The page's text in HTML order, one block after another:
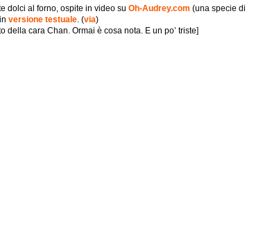
dolci al forno, ospite in video su Oh-Audrey.com (una specie di
versione testuale. (via)
cara Chan. Ormai è cosa nota. E un po’ triste]